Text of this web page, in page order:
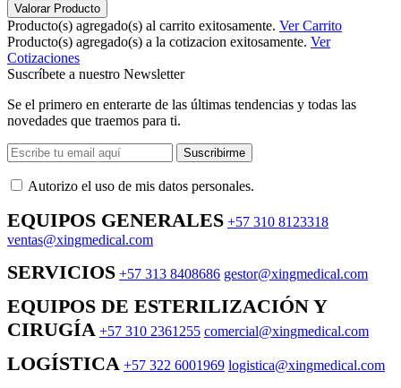
Valorar Producto
Producto(s) agregado(s) al carrito exitosamente. Ver Carrito
Producto(s) agregado(s) a la cotizacion exitosamente. Ver
Cotizaciones
Suscríbete a nuestro Newsletter
Se el primero en enterarte de las últimas tendencias y todas las
novedades que traemos para ti.
Suscribirme
Autorizo ​​el uso de mis datos personales.
EQUIPOS GENERALES +57 310 8123318
ventas@xingmedical.com
SERVICIOS +57 313 8408686 gestor@xingmedical.com
EQUIPOS DE ESTERILIZACIÓN Y
CIRUGÍA +57 310 2361255 comercial@xingmedical.com
LOGÍSTICA +57 322 6001969 logistica@xingmedical.com